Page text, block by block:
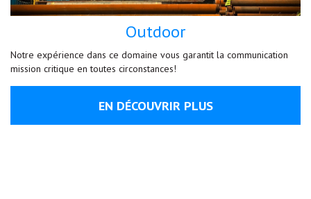
Outdoor
Notre expérience dans ce domaine vous garantit la communication
mission critique en toutes circonstances!
EN DÉCOUVRIR PLUS